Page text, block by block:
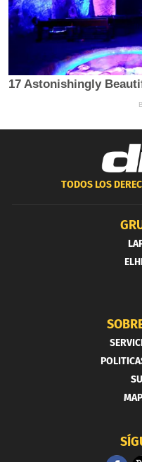
TODOS LOS